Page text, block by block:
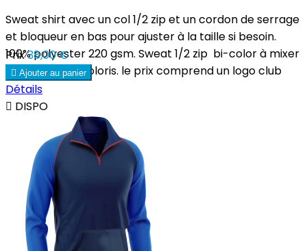
Sweat shirt avec un col 1/2 zip et un cordon de serrage
et bloqueur en bas pour ajuster à la taille si besoin.
100% polyester 220 gsm. Sweat 1/2 zip bi-color à mixer
un choix de 12 coloris. le prix comprend un logo club
Prix38,00 €
 Ajouter au panier
Détails
 DISPO